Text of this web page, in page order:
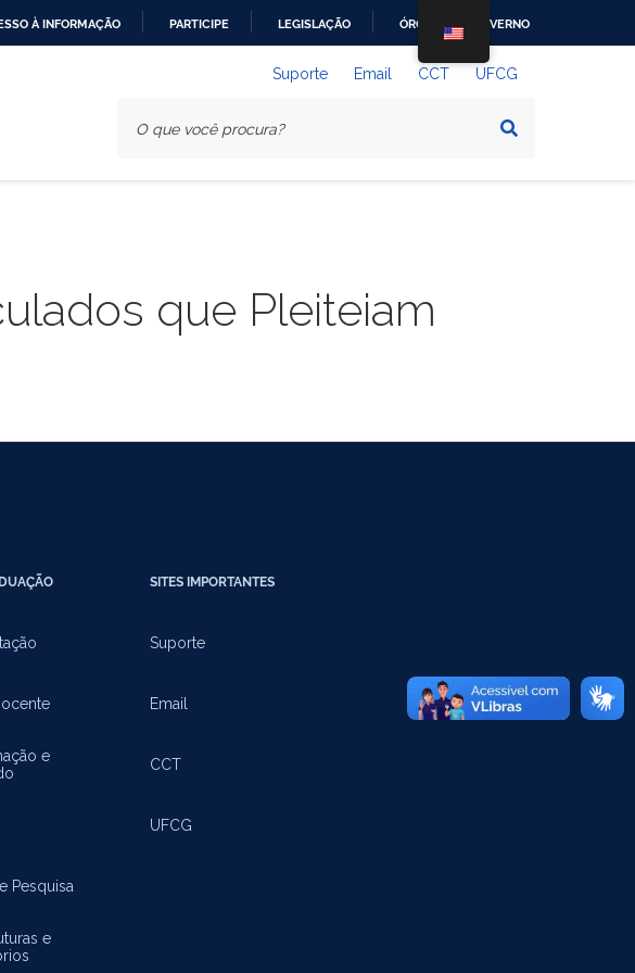
À INFORMAÇÃO PARTICIPE LEGISLAÇÃO ÓRGÃOS DO GOVERNO
Suporte Email CCT UFCG
que Pleiteiam
e
Pesquisa
e
SITES IMPORTANTES
Suporte
Email
CCT
UFCG